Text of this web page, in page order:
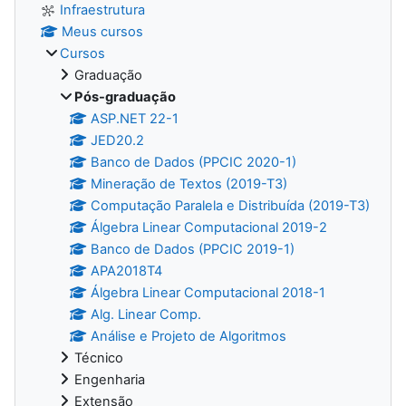
Infraestrutura
Meus cursos
Cursos
Graduação
Pós-graduação
ASP.NET 22-1
JED20.2
Banco de Dados (PPCIC 2020-1)
Mineração de Textos (2019-T3)
Computação Paralela e Distribuída (2019-T3)
Álgebra Linear Computacional 2019-2
Banco de Dados (PPCIC 2019-1)
APA2018T4
Álgebra Linear Computacional 2018-1
Alg. Linear Comp.
Análise e Projeto de Algoritmos
Técnico
Engenharia
Extensão